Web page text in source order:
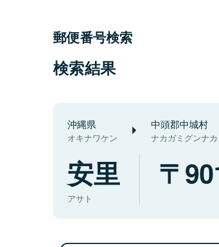
郵便番号検索
検索結果
沖縄県
オキナワケン
中頭郡中城村
ナカガミグンナ
安里
アサト